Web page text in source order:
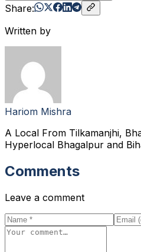
Share:
Written by
Hariom Mishra
A Local From Tilkamanjhi,
Hyperlocal Bhagalpur and
Comments
Leave a comment